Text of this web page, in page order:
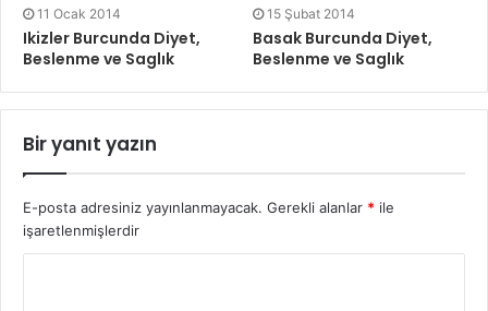
11 Ocak 2014
Ikizler Burcunda Diyet,
Beslenme ve Saglık
15 Şubat 2014
Basak Burcunda Diyet,
Beslenme ve Saglık
Bir yanıt yazın
E-posta adresiniz yayınlanmayacak. Gerekli alanlar * ile
işaretlenmişlerdir